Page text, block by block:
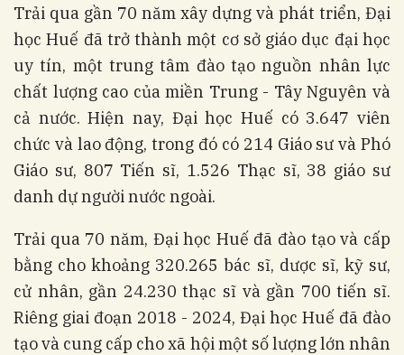
Trải qua gần 70 năm xây dựng và phát triển, Đại
học Huế đã trở thành một cơ sở giáo dục đại học
uy tín, một trung tâm đào tạo nguồn nhân lực
chất lượng cao của miền Trung - Tây Nguyên và
cả nước. Hiện nay, Đại học Huế có 3.647 viên
chức và lao động, trong đó có 214 Giáo sư và Phó
Giáo sư, 807 Tiến sĩ, 1.526 Thạc sĩ, 38 giáo sư
danh dự người nước ngoài.
Trải qua 70 năm, Đại học Huế đã đào tạo và cấp
bằng cho khoảng 320.265 bác sĩ, dược sĩ, kỹ sư,
cử nhân, gần 24.230 thạc sĩ và gần 700 tiến sĩ.
Riêng giai đoạn 2018 - 2024, Đại học Huế đã đào
tạo và cung cấp cho xã hội một số lượng lớn nhân